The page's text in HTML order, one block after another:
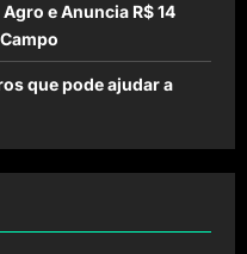
e Anuncia R$ 14
que pode ajudar a